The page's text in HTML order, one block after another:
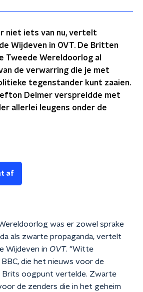
niet iets van nu, vertelt
Wijdeven in OVT. De Britten
Tweede Wereldoorlog al
de verwarring die je met
tegenstander kunt zaaien.
Delmer verspreidde met
allerlei leugens onder de
af
was er zowel sprake
als zwarte propaganda, vertelt
Wijdeven in OVT. ''Witte
die het nieuws voor de
Brits oogpunt vertelde. Zwarte
de zenders die in het geheim